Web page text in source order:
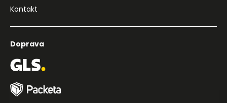
Kontakt
Doprava